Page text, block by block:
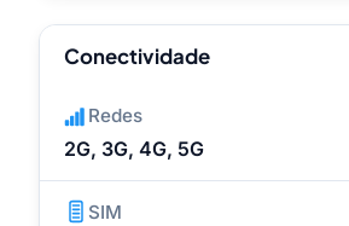
Conectividade
Redes
2G, 3G, 4G, 5G
SIM